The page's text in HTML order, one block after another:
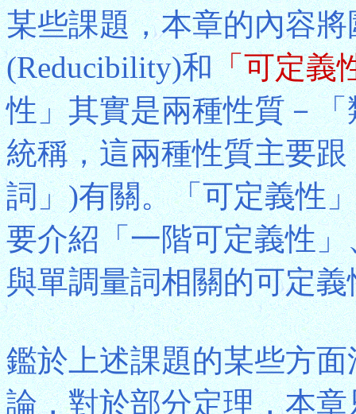
某些課題，本章的內容
(Reducibility)和「可定義
性」其實是兩種性質－
統稱，這兩種性質主要
詞」)有關。「可定義性
要介紹「一階可定義性
與單調量詞相關的可定義
鑑於上述課題的某些方
論，對於部分定理，本